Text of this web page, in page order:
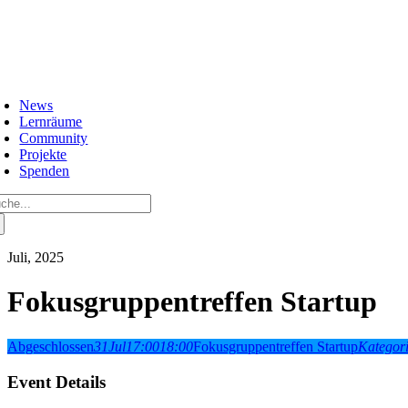
News
Lernräume
Community
Projekte
Spenden
Juli, 2025
Fokusgruppentreffen Startup
Abgeschlossen31Jul17:0018:00Fokusgruppentreffen Startup
Event Details